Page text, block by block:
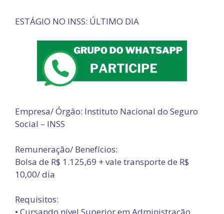
ESTÁGIO NO INSS: ÚLTIMO DIA
Empresa/ Órgâo: Instituto Nacional do Seguro
Social – INSS
Remuneração/ Benefícios:
Bolsa de R$ 1.125,69 + vale transporte de R$
10,00/ dia
Requisitos: